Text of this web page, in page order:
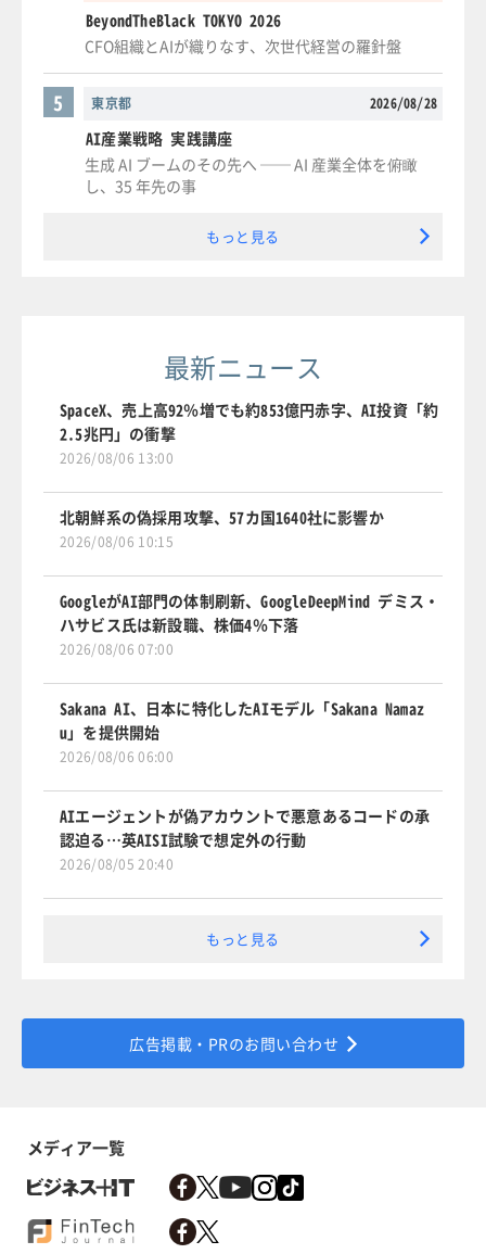
BeyondTheBlack TOKYO 2026
CFO組織とAIが織りなす、次世代経営の羅針盤
東京都 2026/08/28
5
AI産業戦略 実践講座
生成 AI ブームのその先へ ── AI 産業全体を俯瞰
し、35 年先の事
もっと見る
最新ニュース
SpaceX、売上高92％増でも約853億円赤字、AI投資「約
2.5兆円」の衝撃
2026/08/06 13:00
北朝鮮系の偽採用攻撃、57カ国1640社に影響か
2026/08/06 10:15
GoogleがAI部門の体制刷新、GoogleDeepMind デミス・
ハサビス氏は新設職、株価4％下落
2026/08/06 07:00
Sakana AI、日本に特化したAIモデル「Sakana Namaz
u」を提供開始
2026/08/06 06:00
AIエージェントが偽アカウントで悪意あるコードの承
認迫る…英AISI試験で想定外の行動
2026/08/05 20:40
もっと見る
広告掲載・PRのお問い合わせ
メディア一覧